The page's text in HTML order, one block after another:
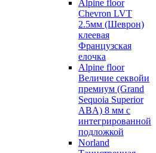
Alpine floor
Chevron LVT
2.5мм (Шеврон)
клеевая
Французская
елочка
Alpine floor
Величие секвойи
премиум (Grand
Sequoia Superior
ABA) 8 мм с
интегрированной
подложкой
Norland